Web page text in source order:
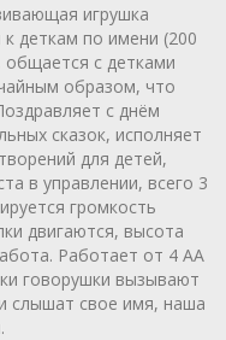
игрушка
деткам по имени (200
с детками
образом, что
с днём
сказок, исполняет
для детей,
в управлении, всего 3
громкость
двигаются, высота
Работает от 4 АА
говорушки вызывают
слышат свое имя, наша